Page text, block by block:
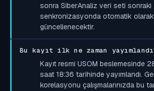
sonra SiberAnaliz veri seti sonraki
senkronizasyonda otomatik olarak
güncellenecektir.
Bu kayıt ilk ne zaman
Kayıt resmi USOM beslemesinde
saat 18:36 tarihinde yayımlandı.
korelasyonu çalışmalarınızda bu